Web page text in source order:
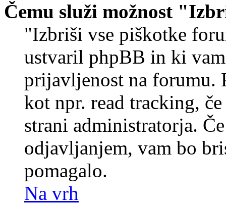
Čemu služi možnost
"Izbriši vse piškotke
ustvaril phpBB in ki
prijavljenost na forumu.
kot npr. read tracking,
strani administratorja.
odjavljanjem, vam bo
pomagalo.
Na vrh